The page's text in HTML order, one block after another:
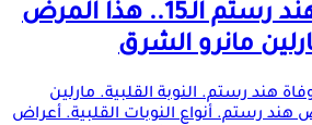
ذكرى وفاة هند رستم الـ15.. هذا المرض
مانرو الشرق
هند رستم. النوبة القلبية. مارلين
رستم. أنواع النوبات القلبية. أعراض